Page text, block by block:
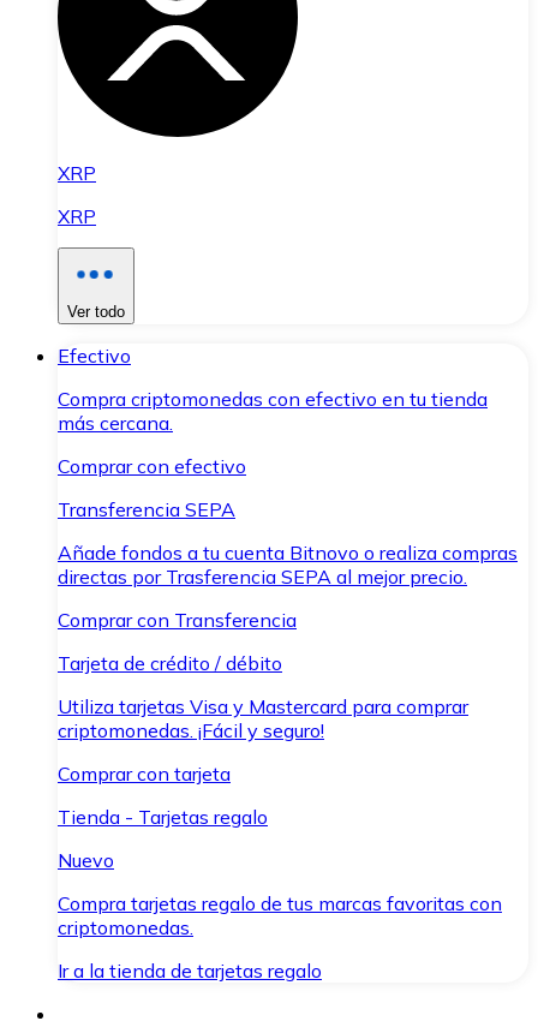
XRP
XRP
Ver todo
Efectivo
Compra criptomonedas con efectivo en tu tienda
más cercana.
Comprar con efectivo
Transferencia SEPA
Añade fondos a tu cuenta Bitnovo o realiza compras
directas por Trasferencia SEPA al mejor precio.
Comprar con Transferencia
Tarjeta de crédito / débito
Utiliza tarjetas Visa y Mastercard para comprar
criptomonedas. ¡Fácil y seguro!
Comprar con tarjeta
Tienda - Tarjetas regalo
Nuevo
Compra tarjetas regalo de tus marcas favoritas con
criptomonedas.
Ir a la tienda de tarjetas regalo